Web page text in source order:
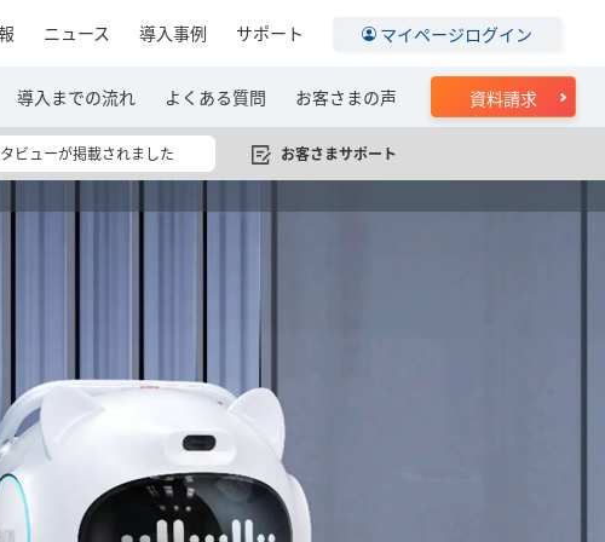
導入までの流れ よくある質問 お客さまの声 資料請求
ニュース 導入事例 サポート マイページログイン
ビューが掲載されました お客さまサポート